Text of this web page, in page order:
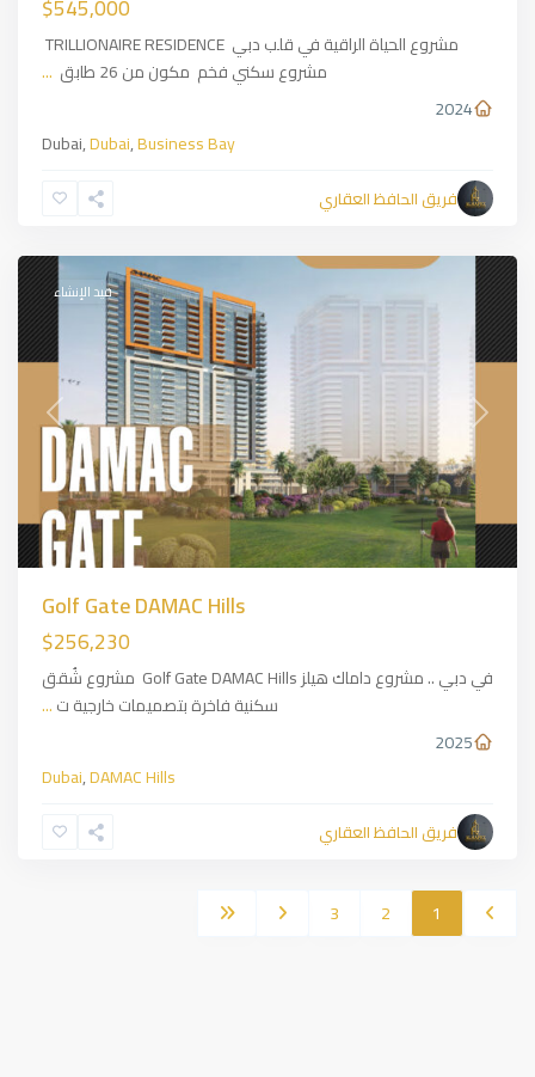
$545,000
مشروع سكني فخم مكون من 26 طابق
...
2024
Dubai,Dubai,Business Bay
فريق الحافظ العقاري
DAMAC
Hills,
Next
قيد الإنشاء
Golf Gate DAMAC Hills
$256,230
في دبي .. مشروع داماك هيلز Golf Gate DAMAC Hills مشروع شُقق
سكنية فاخرة بتصميمات خارجية ت...
2025
Dubai,DAMAC Hills
فريق الحافظ العقاري
1
2
3